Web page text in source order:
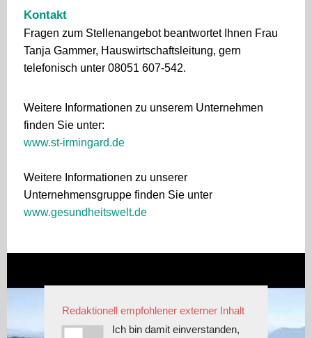
Kontakt
Fragen zum Stellenangebot beantwortet Ihnen Frau
Tanja Gammer, Hauswirtschaftsleitung, gern
telefonisch unter 08051 607-542.
Weitere Informationen zu unserem Unternehmen
finden Sie unter:
www.st-irmingard.de
Weitere Informationen zu unserer
Unternehmensgruppe finden Sie unter
www.gesundheitswelt.de
Redaktionell empfohlener externer Inhalt
Ich bin damit einverstanden,